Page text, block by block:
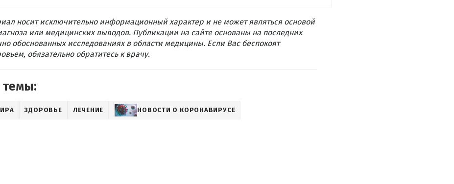
носит исключительно информационный характер и не может являться основой
или медицинских выводов. Публикации на сайте основаны на последних
обоснованных исследованиях в области медицины. Если Вас беспокоят
обязательно обратитесь к врачу.
ЗДОРОВЬЕ ЛЕЧЕНИЕ НОВОСТИ О КОРОНАВИРУСЕ